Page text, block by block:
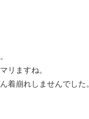
リますね。
着崩れしませんでした。